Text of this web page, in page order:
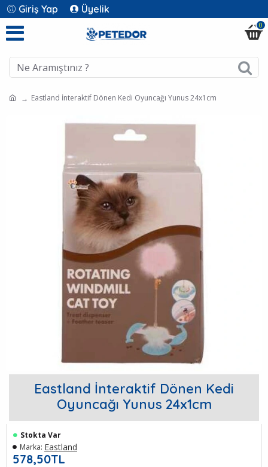
Giriş Yap Üyelik
0
Eastland İnteraktif Dönen Kedi Oyuncağı Yunus 24x1cm
Eastland İnteraktif Dönen Kedi
Oyuncağı Yunus 24x1cm
578,50TL
Stokta Var
Marka: Eastland